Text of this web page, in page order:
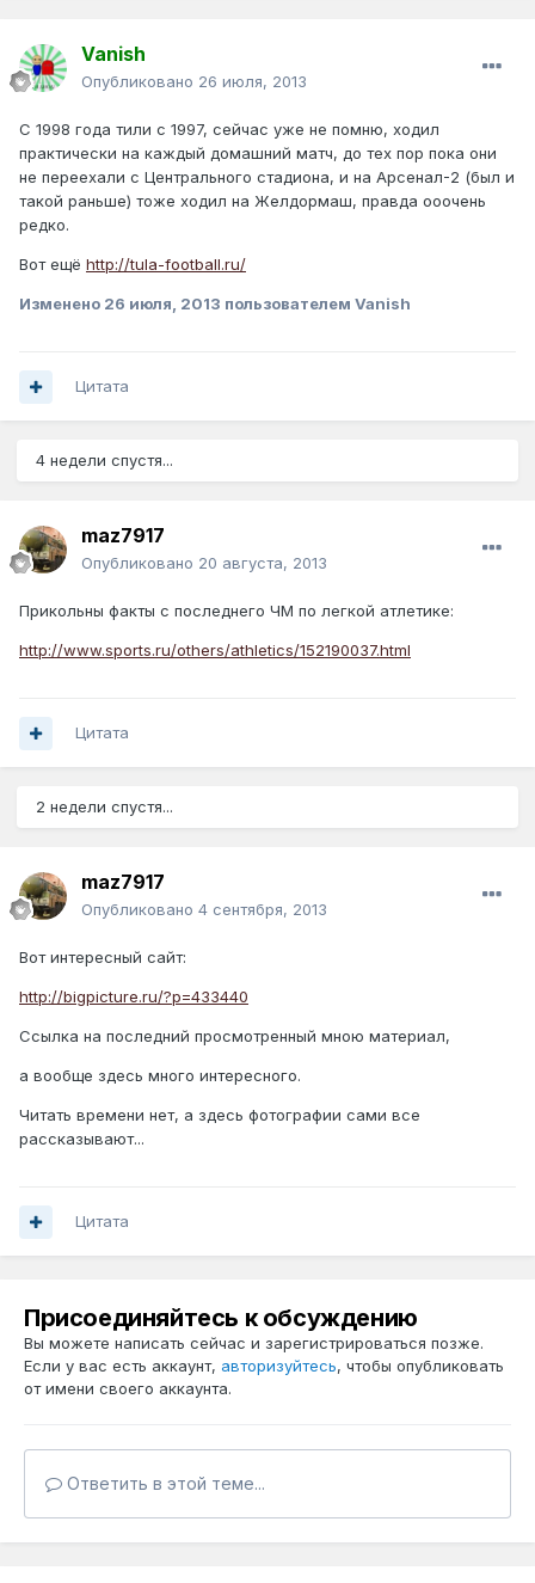
Vanish
Опубликовано 26 июля, 2013
C 1998 года тили с 1997, сейчас уже не помню, ходил
практически на каждый домашний матч, до тех пор пока они
не переехали с Центрального стадиона, и на Арсенал-2 (был и
такой раньше) тоже ходил на Желдормаш, правда ооочень
редко.
Вот ещё http://tula-football.ru/
Изменено 26 июля, 2013 пользователем Vanish
Цитата
4 недели спустя...
maz7917
Опубликовано 20 августа, 2013
Прикольны факты с последнего ЧМ по легкой атлетике:
http://www.sports.ru/others/athletics/152190037.html
Цитата
2 недели спустя...
maz7917
Опубликовано 4 сентября, 2013
Вот интересный сайт:
http://bigpicture.ru/?p=433440
Ссылка на последний просмотренный мною материал,
а вообще здесь много интересного.
Читать времени нет, а здесь фотографии сами все
рассказывают...
Цитата
Присоединяйтесь к обсуждению
Вы можете написать сейчас и зарегистрироваться позже.
Если у вас есть аккаунт, авторизуйтесь, чтобы опубликовать
от имени своего аккаунта.
Ответить в этой теме...